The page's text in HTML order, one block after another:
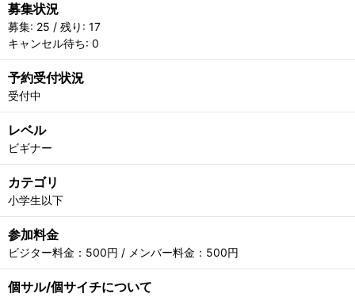
募集状況
募集: 25 / 残り: 17
キャンセル待ち: 0
予約受付状況
受付中
レベル
ビギナー
カテゴリ
小学生以下
参加料金
ビジター料金：500円 / メンバー料金：500円
個サル/個サイチについて